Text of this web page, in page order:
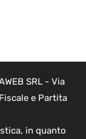
SRL - Via
e Partita
in quanto